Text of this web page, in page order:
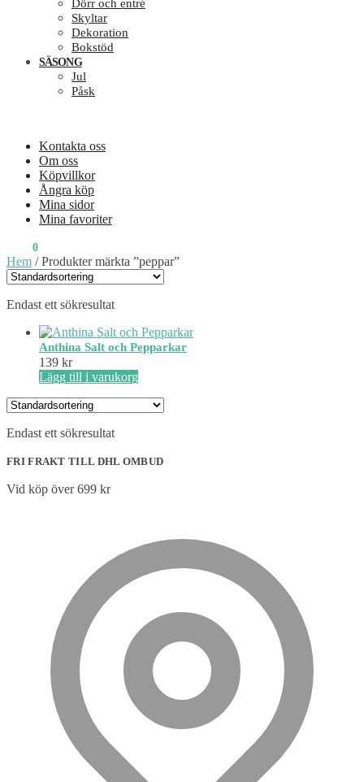
Dörr och entré
Skyltar
Dekoration
Bokstöd
SÄSONG
Jul
Påsk
Kontakta oss
Om oss
Köpvillkor
Ångra köp
Mina sidor
Mina favoriter
0
Hem /Produkter märkta ”peppar”
Endast ett sökresultat
Anthina Salt och Pepparkar
139 kr
Lägg till i varukorg
Endast ett sökresultat
FRI FRAKT TILL DHL OMBUD
Vid köp över 699 kr